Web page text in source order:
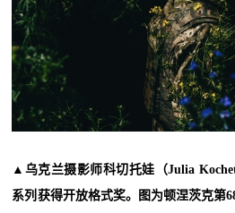
▲乌克兰摄影师科切托娃（Julia
系列获得开放格式奖。图为顿涅茨克第